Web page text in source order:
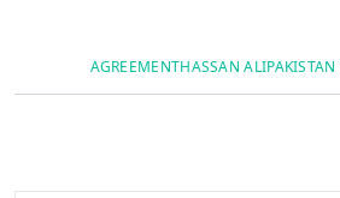
HASSAN ALI
AGREEMENT